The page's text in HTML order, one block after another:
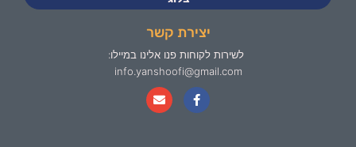
יצירת קשר
לשירות לקוחות פנו אלינו במיילו:
info.yanshoofi@gmail.com